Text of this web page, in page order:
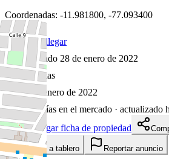
Coordenadas: -11.981800, -77.093400
Cómo llegar
Publicado 28 de enero de 2022
visitas
28 de enero de 2022
1650días en el mercado · actualizado
Descargar ficha de propiedad
Añadir a tablero Reportar anuncio